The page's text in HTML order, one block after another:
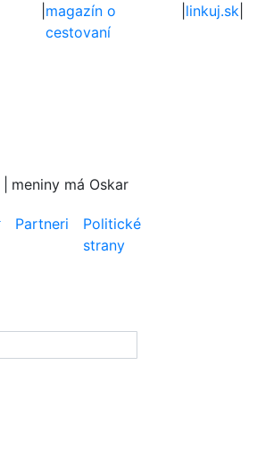
magazín o
cestovaní
linkuj.sk|
meniny má Oskar
Partneri
Politické
strany